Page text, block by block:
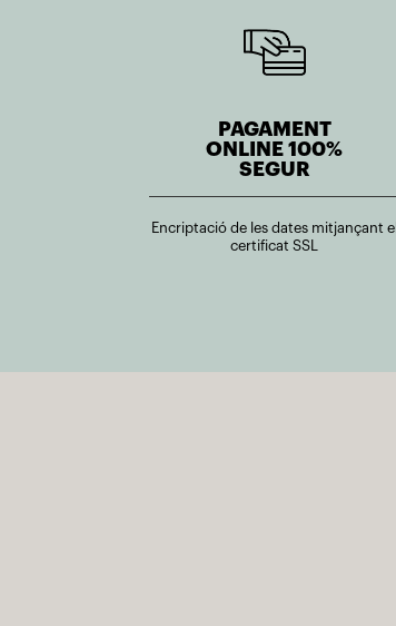
PAGAMENT
ONLINE 100%
SEGUR
Encriptació de les dates mitjançant el
certificat SSL